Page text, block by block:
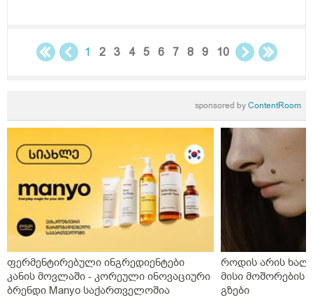
1 2 3 4 5 6 7 8 9 10
sponsored byContentRoom
ფერმენტირებული ინგრედიენტები
კანის მოვლაში - კორეული ინოვაციური
ბრენდი Manyo საქართველოშია
როდის არის
მისი მოშორების
გზები